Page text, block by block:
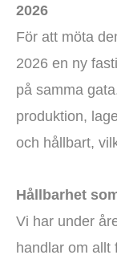
2026
För att möta
2026 en ny
på samma
produktion,
och hållbart,
Hållbarhet
Vi har under
handlar om allt